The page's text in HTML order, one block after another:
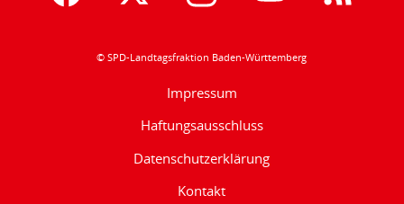
© SPD-Landtagsfraktion Baden-Württemberg
Impressum
Haftungsausschluss
Datenschutzerklärung
Kontakt